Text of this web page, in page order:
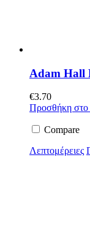
Adam Hall
€3.70
Προσθήκη στο
Compare
Λεπτομέρειες